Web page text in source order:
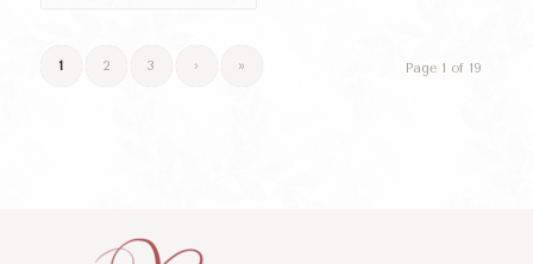
Page 1 of 19
1 2 3 › »